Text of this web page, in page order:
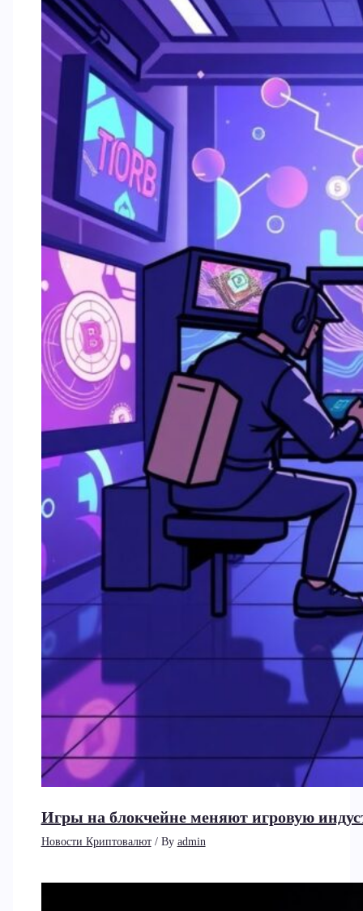
Игры на блокчейне меняют игровую
Новости Криптовалют/ By admin